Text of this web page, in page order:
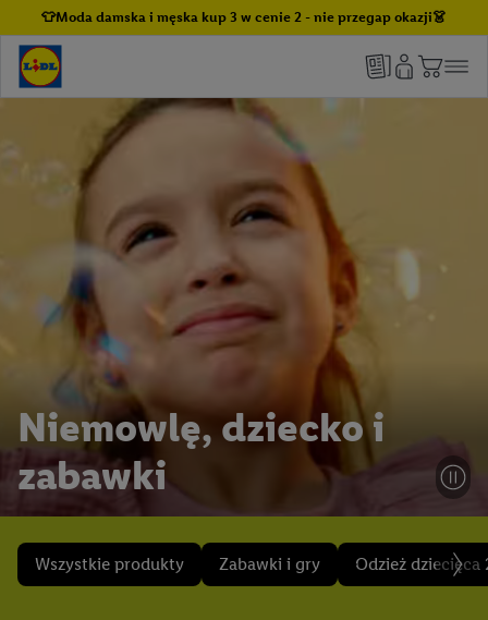
👕Moda damska i męska kup 3 w cenie 2 - nie przegap okazji👗
Niemowlę, dziecko i
zabawki
Wszystkie produkty Zabawki i gry Odzież dziecięca